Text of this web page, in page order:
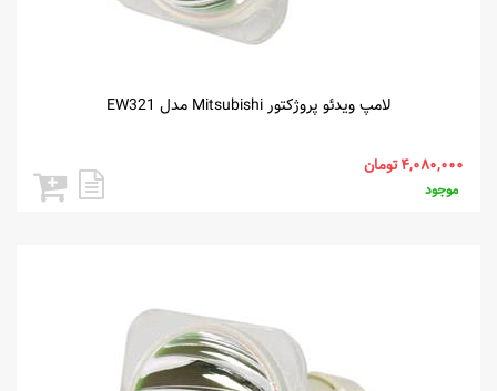
لامپ ویدئو پروژکتور Mitsubishi مدل EW321
موجود